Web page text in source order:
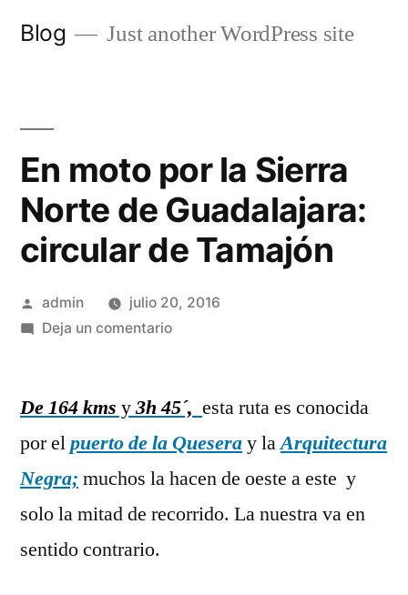
Blog Just another WordPress site
En moto por la Sierra
Norte de Guadalajara:
circular de Tamajón
Publicado
por
admin
julio 20, 2016
Deja un comentarioen
por
Sierra
Norte
De 164 kms y3h 45´, esta ruta es conocida
por elpuerto de la Queseray laArquitectura
Negra; muchos la hacen de oeste a este y
solo la mitad de recorrido. La nuestra va en
sentido contrario.